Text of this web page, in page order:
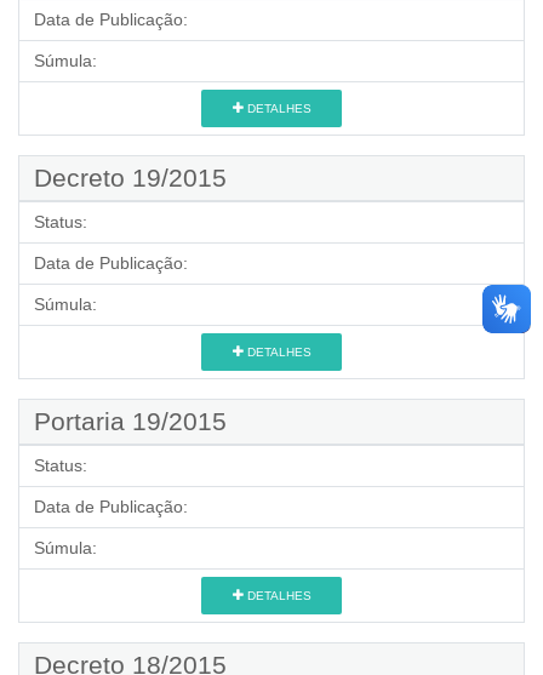
Data de Publicação:
Súmula:
DETALHES
Decreto 19/2015
Status:
Data de Publicação:
Súmula:
DETALHES
Portaria 19/2015
Status:
Data de Publicação:
Súmula:
DETALHES
Decreto 18/2015